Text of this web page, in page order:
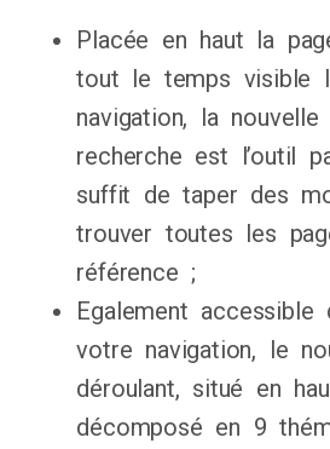
Placée en haut la
tout le temps visible
navigation, la
recherche est l’outil
suffit de taper des
trouver toutes les
référence ;
Egalement accessible
votre navigation, le
déroulant, situé en
décomposé en 9